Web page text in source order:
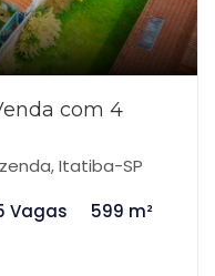
com 4
Itatiba-SP
Vagas 599 m²